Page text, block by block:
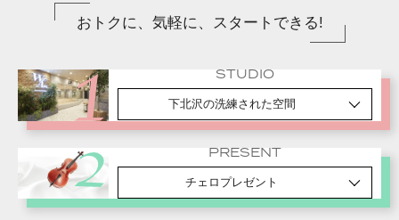
おトクに、気軽に、スタートできる!
STUDIO
下北沢の洗練された空間
PRESENT
チェロプレゼント